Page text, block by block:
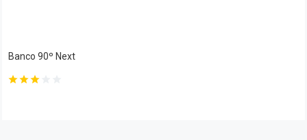
Banco 90º Next